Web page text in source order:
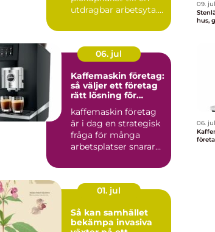
utdragbar arbetsyta. I
på knän...
06. jul
Kaffemaskin företag:
så väljer ett företag
rätt lösning för
kaffemaskin företag
är i dag en strategisk
fråga för många
arbetsplatser snarare
01. jul
Så kan samhället
bekämpa invasiva
09. jul
hus,
06. jul